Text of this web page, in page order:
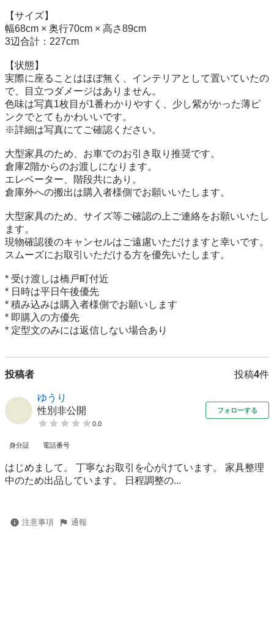
【サイズ】
幅68cm × 奥行70cm × 高さ89cm
3辺合計：227cm
【状態】
実際に座ることはほぼ無く、インテリアとして置いていたの
で、目立つダメージはありません。
色味は写真1枚目が1番わかりやすく、少し紫がかった薄ピ
ンクでとてもかわいいです。
※詳細は写真にてご確認ください。
大型家具のため、お車でのお引き取り推奨です。
倉庫2階からのお渡しになります。
エレベーター、階段共にあり。
倉庫外への搬出は購入者様側でお願いいたします。
大型家具のため、サイズ等ご確認の上ご連絡をお願いいたし
ます。
現物確認後のキャンセルはご遠慮いただけますと幸いです。
スムーズにお取引いただける方を優先いたします。
* 受け渡しは橋戸町付近
* 日時は平日午後優先
* 積み込みは購入者様側でお願いします
* 即購入の方優先
* 定型文のみには返信しない場合あり
投稿者 投稿4件
ゆうり
性別非公開
0.0
フォローする
身分証 電話番号
はじめまして。 丁寧なお取引を心がけています。 家具整理
中のため出品しています。 日程調整の...
注意事項 通報